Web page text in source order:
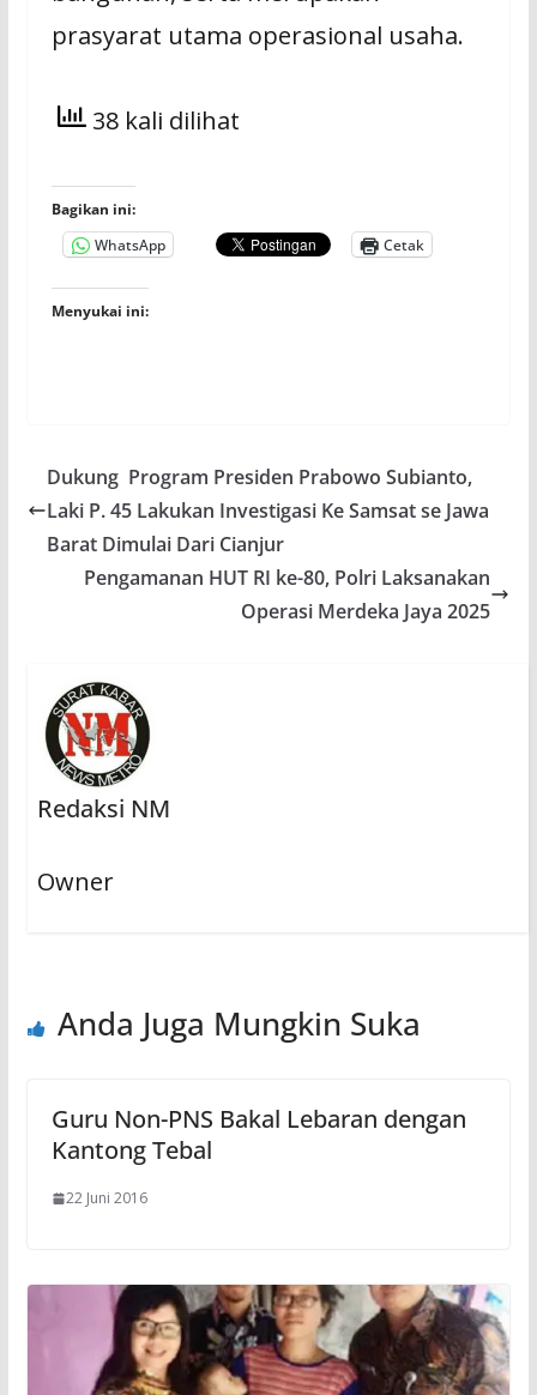
рrаѕуаrаt utаmа ореrаѕіоnаl uѕаhа.
38 kali dilihat
Bagikan ini:
WhatsApp
Cetak
Menyukai ini:
Dukung Program Presiden Prabowo Subianto,
Laki P. 45 Lakukan Investigasi Ke Samsat se Jawa
Barat Dimulai Dari Cianjur
Pengamanan HUT RI ke-80, Polri Laksanakan
Operasi Merdeka Jaya 2025
Redaksi NM
Owner
Anda Juga Mungkin Suka
Guru Non-PNS Bakal Lebaran dengan
Kantong Tebal
22 Juni 2016